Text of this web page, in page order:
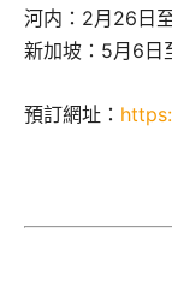
河内：2月26日
新加坡：5月6日
預訂網址：